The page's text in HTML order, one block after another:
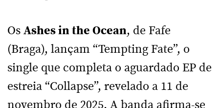
Os Ashes in the Ocean, de Fafe
(Braga), lançam “Tempting Fate”, o
single que completa o aguardado EP de
estreia “Collapse”, revelado a 11 de
novembro de 2025. A banda afirma-se